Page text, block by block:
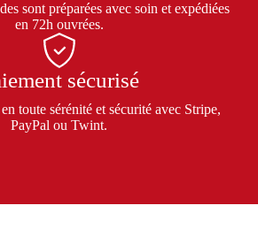
sont préparées avec soin et expédiées
en 72h ouvrées.
sécurisé
toute sérénité et sécurité avec Stripe,
PayPal ou Twint.